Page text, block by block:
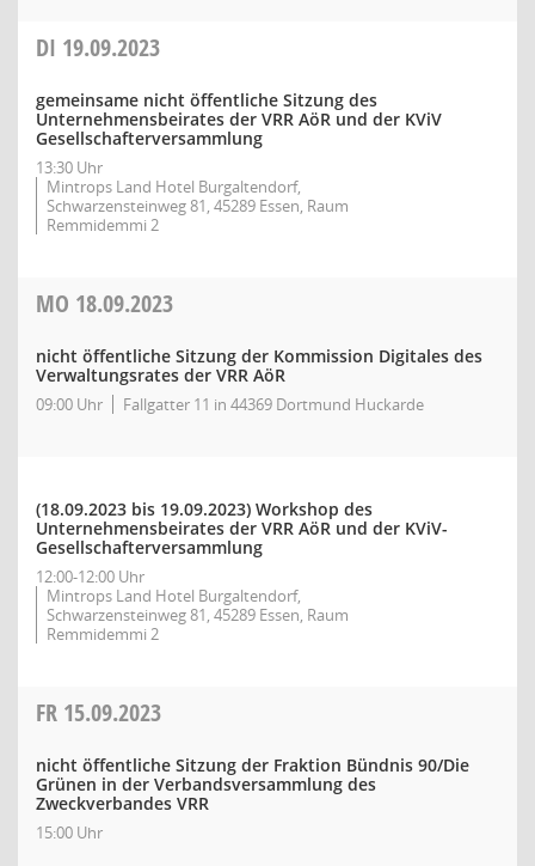
DI 19.09.2023
gemeinsame nicht öffentliche Sitzung des
Unternehmensbeirates der VRR AöR und der KViV
Gesellschafterversammlung
13:30 Uhr
Mintrops Land Hotel Burgaltendorf,
Schwarzensteinweg 81, 45289 Essen, Raum
Remmidemmi 2
MO 18.09.2023
nicht öffentliche Sitzung der Kommission Digitales des
Verwaltungsrates der VRR AöR
09:00 Uhr Fallgatter 11 in 44369 Dortmund Huckarde
(18.09.2023 bis 19.09.2023) Workshop des
Unternehmensbeirates der VRR AöR und der KViV-
Gesellschafterversammlung
12:00-12:00 Uhr
Mintrops Land Hotel Burgaltendorf,
Schwarzensteinweg 81, 45289 Essen, Raum
Remmidemmi 2
FR 15.09.2023
nicht öffentliche Sitzung der Fraktion Bündnis 90/Die
Grünen in der Verbandsversammlung des
Zweckverbandes VRR
15:00 Uhr